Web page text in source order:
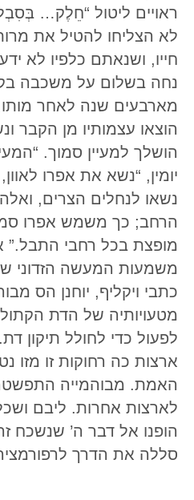
ראויים ליטול “חֵלֶק…
לא הצליחו להטיל את
חייו, ושנאתם כלפיו לא
נחה בשלום על משכבה
מארבעים שנה לאחר מותו,
הוצאו עצמותיו מן הקבר
הושלך למעיין סמוך.
יומין, “נשא את אפרו לאוון,
נשאו לנחלים הצרים,
הרחב; כך משמש אפרו
מופצת בכל רחבי התבל.”
משמעות המעשה הזדוני
כתבי ויקליף, יוחנן הס
מטעויותיה של הדת
לפעול כדי לחולל תיקון
ארצות כה רחוקות זו מזו
האמת. מבוהמייה
לארצות אחרות. ליבם
הופנו אל דבר ה’ שנשכח
סללה את הדרך